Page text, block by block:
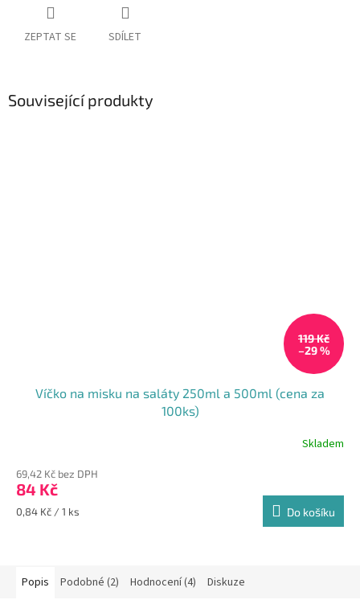
ZEPTAT SE SDÍLET
Související produkty
119 Kč
–29 %
Víčko na misku na saláty 250ml a 500ml (cena za
100ks)
Skladem
69,42 Kč bez DPH
84 Kč
Měrná
0,84 Kč / 1 ks Do košíku
Popis Podobné (2) Hodnocení (4) Diskuze